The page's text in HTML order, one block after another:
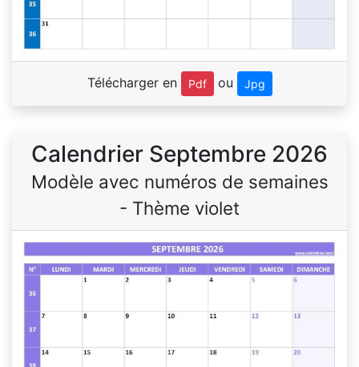
Télécharger en Pdf ou Jpg
Calendrier Septembre 2026
Modèle avec numéros de semaines
- Thème violet